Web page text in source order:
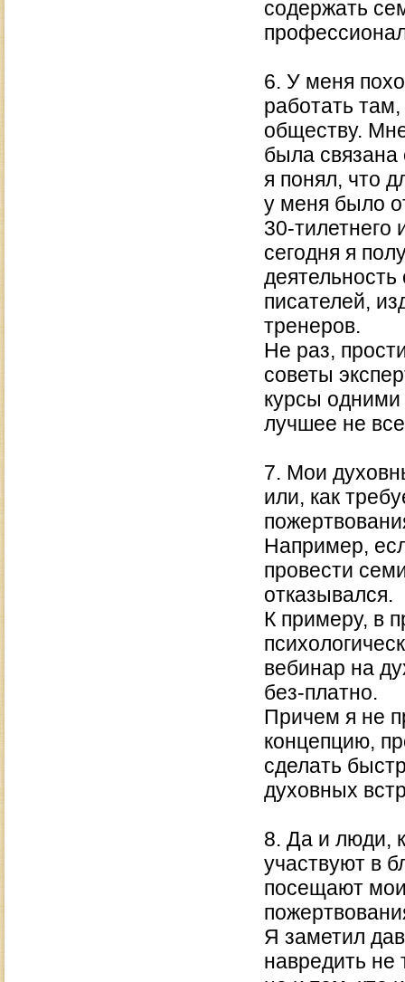
содержать
6. У меня
работать там,
обществу.
была
я понял, что
у меня было
30-тилетнего
сегодня я
писателей,
тренеров.
Не раз,
советы
курсы
лучшее не
7. Мои
или, как
Например,
провести
отказывался.
К примеру, в
вебинар на
без-платно.
Причем я не
концепцию,
сделать
духовных
8. Да и люди,
участвуют в
посещают мои
Я заметил
навредить не